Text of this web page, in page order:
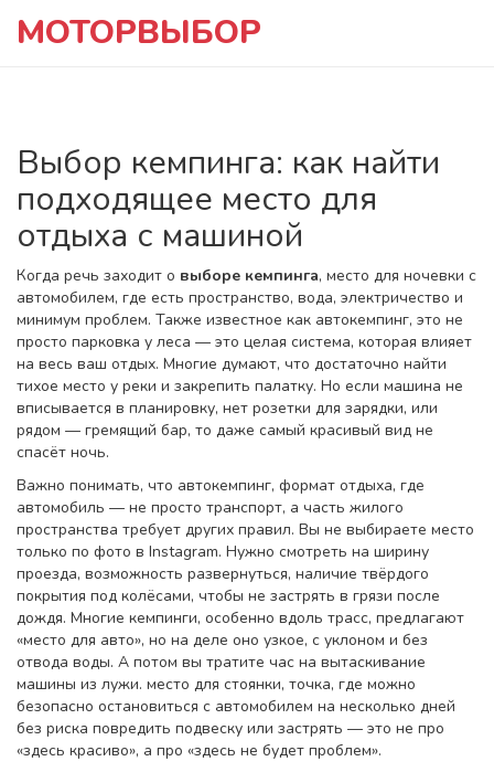
МОТОРВЫБОР
Выбор кемпинга: как найти
подходящее место для
отдыха с машиной
Когда речь заходит о выборе кемпинга, место для ночевки с
автомобилем, где есть пространство, вода, электричество и
минимум проблем. Также известное как автокемпинг, это не
просто парковка у леса — это целая система, которая влияет
на весь ваш отдых. Многие думают, что достаточно найти
тихое место у реки и закрепить палатку. Но если машина не
вписывается в планировку, нет розетки для зарядки, или
рядом — гремящий бар, то даже самый красивый вид не
спасёт ночь.
Важно понимать, что автокемпинг, формат отдыха, где
автомобиль — не просто транспорт, а часть жилого
пространства требует других правил. Вы не выбираете место
только по фото в Instagram. Нужно смотреть на ширину
проезда, возможность развернуться, наличие твёрдого
покрытия под колёсами, чтобы не застрять в грязи после
дождя. Многие кемпинги, особенно вдоль трасс, предлагают
«место для авто», но на деле оно узкое, с уклоном и без
отвода воды. А потом вы тратите час на вытаскивание
машины из лужи. место для стоянки, точка, где можно
безопасно остановиться с автомобилем на несколько дней
без риска повредить подвеску или застрять — это не про
«здесь красиво», а про «здесь не будет проблем».